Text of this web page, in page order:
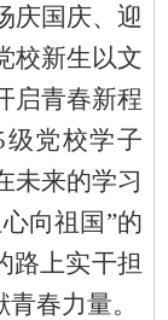
庆国庆、迎
校新生以文
启青春新程
级党校学子
未来的学习
向祖国”的
路上实干担
春力量。